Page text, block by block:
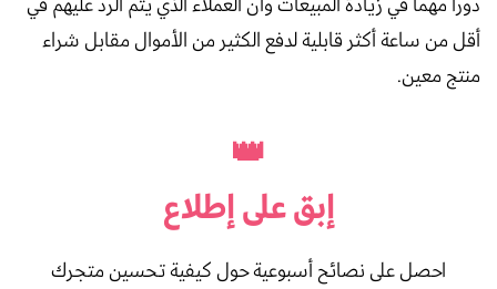
أقل من ساعة أكثر قابلية لدفع الكثير من الأموال مقابل شراء
منتج معين.
👑
إبق علىإطلاع
احصل على نصائح أسبوعية حول كيفية تحسين متجرك